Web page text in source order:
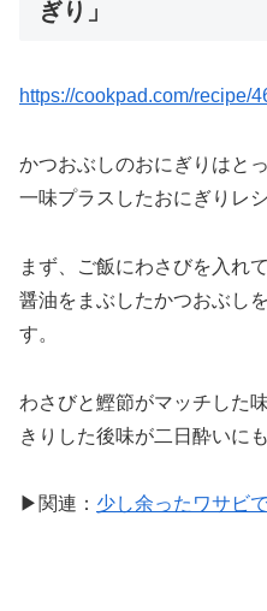
ぎり」
https://cookpad.com/recipe/
かつおぶしのおにぎりはと
一味プラスしたおにぎりレ
まず、ご飯にわさびを入れ
醤油をまぶしたかつおぶし
す。
わさびと鰹節がマッチした
きりした後味が二日酔いに
▶関連： 少し余ったワサビ